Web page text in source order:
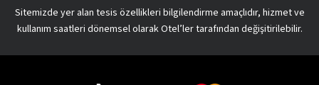
Sitemizde yer alan tesis özellikleri bilgilendirme amaçlıdır, hizmet ve
kullanım saatleri dönemsel olarak Otel’ler tarafından değişitirilebilir.